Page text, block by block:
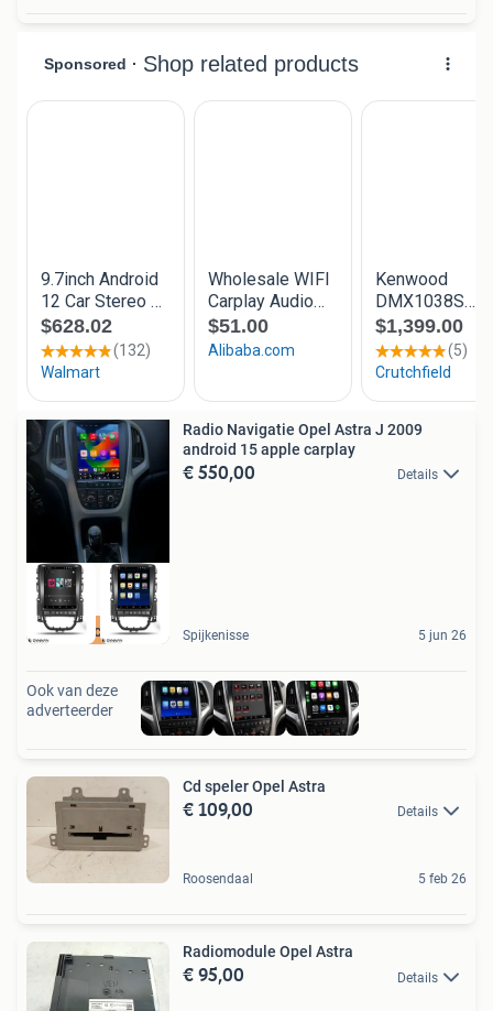
gratis camera
Radio Navigatie Opel Astra J 2009
android 15 apple carplay
€ 550,00 Details
Spijkenisse 5 jun 26
Ook van deze
adverteerder
Cd speler Opel Astra
€ 109,00 Details
Roosendaal 5 feb 26
Radiomodule Opel Astra
€ 95,00 Details